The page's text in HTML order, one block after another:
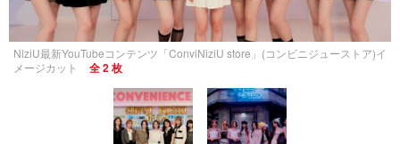
NiziU最新YouTubeコンテンツ「ConviNiziU store」(コンビニジューストア)イ
メージカット
全 2 枚